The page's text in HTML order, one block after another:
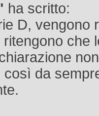
ha scritto:
D, vengono
che
così da